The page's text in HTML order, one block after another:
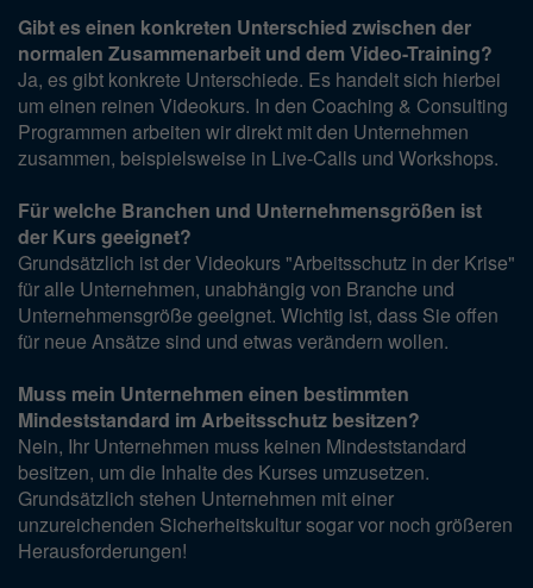
Gibt es einen konkreten Unterschied zwischen der
normalen Zusammenarbeit und dem Video-Training?
Ja, es gibt konkrete Unterschiede. Es handelt sich hierbei
um einen reinen Videokurs. In den Coaching & Consulting
Programmen arbeiten wir direkt mit den Unternehmen
zusammen, beispielsweise in Live-Calls und Workshops.
Für welche Branchen und Unternehmensgrößen ist
der Kurs geeignet?
Grundsätzlich ist der Videokurs "Arbeitsschutz in der Krise"
für alle Unternehmen, unabhängig von Branche und
Unternehmensgröße geeignet. Wichtig ist, dass Sie offen
für neue Ansätze sind und etwas verändern wollen.
Muss mein Unternehmen einen bestimmten
Mindeststandard im Arbeitsschutz besitzen?
Nein, Ihr Unternehmen muss keinen Mindeststandard
besitzen, um die Inhalte des Kurses umzusetzen.
Grundsätzlich stehen Unternehmen mit einer
unzureichenden Sicherheitskultur sogar vor noch größeren
Herausforderungen!